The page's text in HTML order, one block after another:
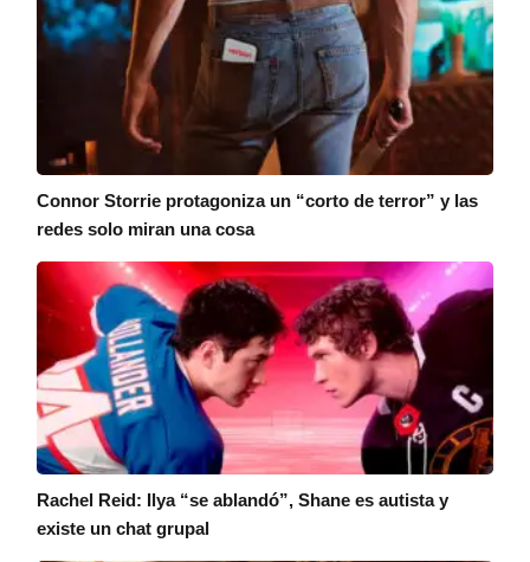
Connor Storrie protagoniza un “corto de terror” y las
redes solo miran una cosa
Rachel Reid: Ilya “se ablandó”, Shane es autista y
existe un chat grupal